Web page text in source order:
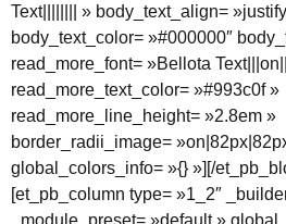
Text|||||||| » body_text_align=
body_text_color= »#000000″
read_more_font= »Bellota
read_more_text_color= »#993c0f »
read_more_line_height= »2.8em »
border_radii_image=
global_colors_info= »{} »][/
[et_pb_column type= »1_2″
_module_preset= »default »